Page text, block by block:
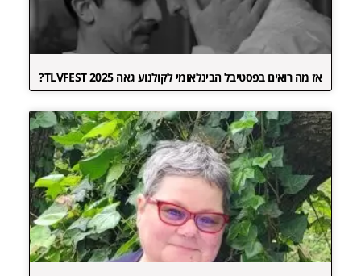
אז מה רואים בפסטיבל הבינלאומי לקולנוע גאה TLVFEST 2025?